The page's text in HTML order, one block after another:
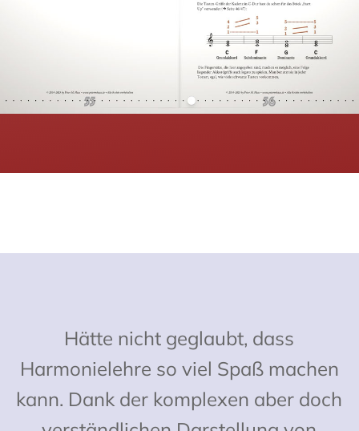
Hätte nicht geglaubt, dass
Harmonielehre so viel Spaß machen
kann. Dank der komplexen aber doch